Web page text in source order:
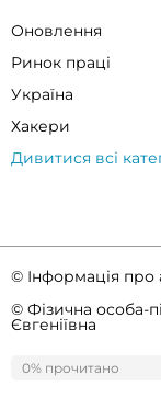
0% прочитано
0%
Оновлення
Ринок праці
Україна
Хакери
Дивитися всі
© Інформація про
© Фізична особа-
Євгеніївна
Правила спільноти